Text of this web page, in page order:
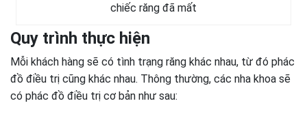
chiếc răng đã mất
Quy trình thực hiện
Mỗi khách hàng sẽ có tình trạng răng khác nhau, từ đó phác
đồ điều trị cũng khác nhau. Thông thường, các nha khoa sẽ
có phác đồ điều trị cơ bản như sau: